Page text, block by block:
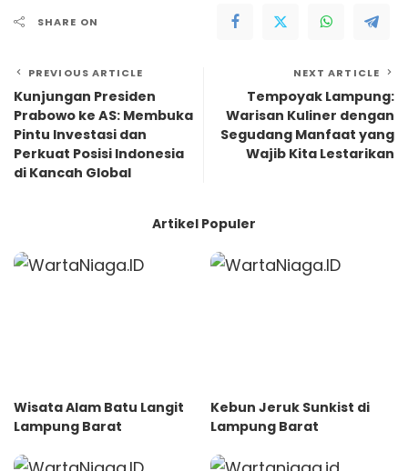
SHARE ON
PREVIOUS ARTICLE
Kunjungan Presiden
Prabowo ke AS: Membuka
Pintu Investasi dan
Perkuat Posisi Indonesia
di Kancah Global
NEXT ARTICLE
Tempoyak Lampung:
Warisan Kuliner dengan
Segudang Manfaat yang
Wajib Kita Lestarikan
Artikel Populer
Wisata Alam Batu Langit
Lampung Barat
Kebun Jeruk Sunkist di
Lampung Barat